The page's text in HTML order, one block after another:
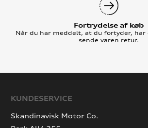
Fortrydelse af køb
Når du har meddelt, at du fortyder,
sende varen retur.
KUNDESERVICE
Skandinavisk Motor Co.